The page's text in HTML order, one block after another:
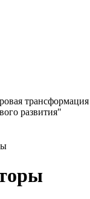
трансформация
развития"